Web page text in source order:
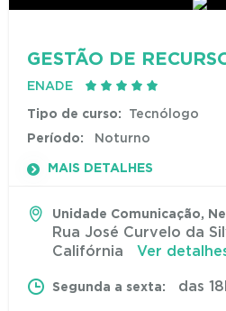
GESTÃO DE
ENADE
Tipo de curso: Tecnólogo
Período: Noturno
MAIS DETALHES
Unidade Comunicação,
Rua José Curvelo da
Califórnia Ver
Segunda a sexta: das